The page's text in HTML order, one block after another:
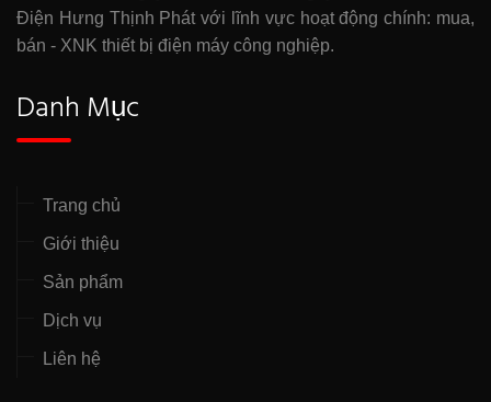
Điện Hưng Thịnh Phát với lĩnh vực hoạt động chính: mua,
bán - XNK thiết bị điện máy công nghiệp.
Danh Mục
Trang chủ
Giới thiệu
Sản phẩm
Dịch vụ
Liên hệ